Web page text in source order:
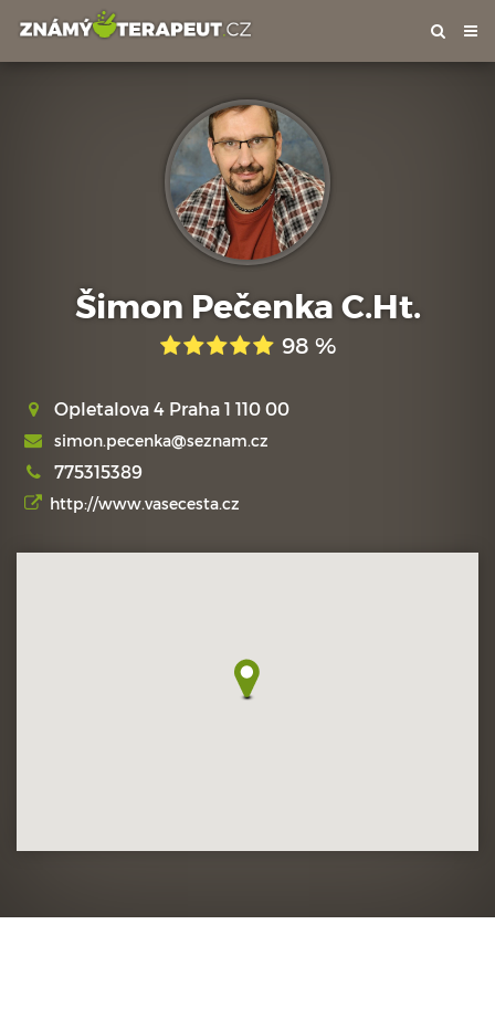
Šimon Pečenka C.Ht.
98 %
Opletalova 4 Praha 1 110 00
simon.pecenka@seznam.cz
775315389
http://www.vasecesta.cz